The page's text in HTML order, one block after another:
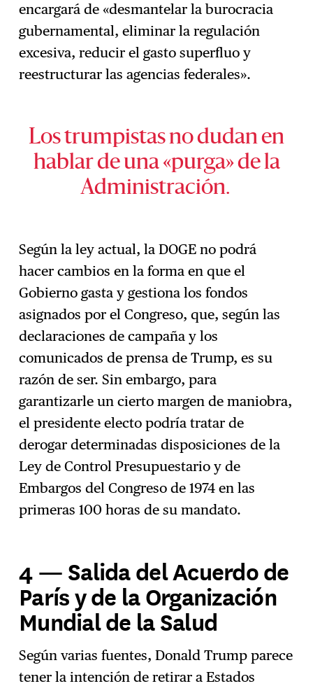
encargará de «desmantelar la burocracia
gubernamental, eliminar la regulación
excesiva, reducir el gasto superfluo y
reestructurar las agencias federales».
Los trumpistas no dudan en
hablar de una «purga» de la
Administración.
Según la ley actual, la DOGE no podrá
hacer cambios en la forma en que el
Gobierno gasta y gestiona los fondos
asignados por el Congreso, que, según las
declaraciones de campaña y los
comunicados de prensa de Trump, es su
razón de ser. Sin embargo, para
garantizarle un cierto margen de maniobra,
el presidente electo podría tratar de
derogar determinadas disposiciones de la
Ley de Control Presupuestario y de
Embargos del Congreso de 1974 en las
primeras 100 horas de su mandato.
4 — Salida del Acuerdo de
París y de la Organización
Mundial de la Salud
Según varias fuentes, Donald Trump parece
tener la intención de retirar a Estados